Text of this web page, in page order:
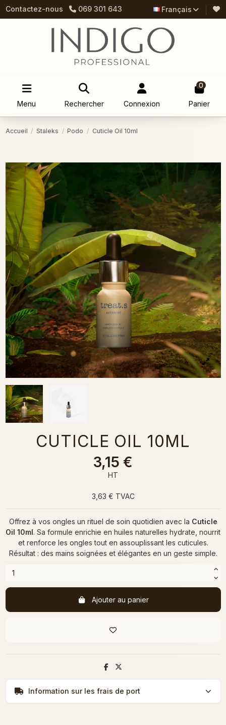
Contactez-nous 069 301 643 Français
Menu Rechercher Connexion
0
Panier
Accueil Staleks Podo Cuticle Oil 10ml
CUTICLE OIL 10ML
3,15 €
HT
3,63 € TVAC
Offrez à vos ongles un rituel de soin quotidien avec la Cuticle
Oil 10ml. Sa formule enrichie en huiles naturelles hydrate, nourrit
et renforce les ongles tout en assouplissant les cuticules.
Résultat : des mains soignées et élégantes en un geste simple.
Ajouter au panier
Information sur les frais de port